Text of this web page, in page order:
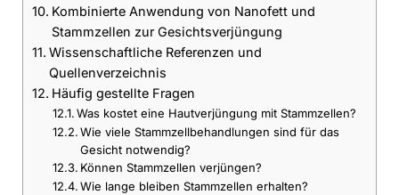
Kombinierte Anwendung von Nanofett und
Stammzellen zur Gesichtsverjüngung
Wissenschaftliche Referenzen und
Quellenverzeichnis
Häufig gestellte Fragen
Was kostet eine Hautverjüngung mit Stammzellen?
Wie viele Stammzellbehandlungen sind für das
Gesicht notwendig?
Können Stammzellen verjüngen?
Wie lange bleiben Stammzellen erhalten?